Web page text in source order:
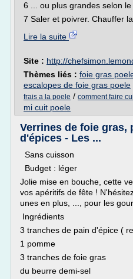
6 ... ou plus grandes selon le
7 Saler et poivrer. Chauffer
Lire la suite
Site : http://
Thèmes liés : foie gras
escalopes de foie gras poele
frais a la poele / comment faire
mi cuit poele
Verrines de foie gras,
d'épices - Les ...
Sans cuisson
Budget : léger
Jolie mise en bouche, cette
vos apéritifs de fête !
unes en plus, ..., pour les
Ingrédients
3 tranches de pain d'épice (
1 pomme
3 tranches de foie gras
du beurre demi-sel